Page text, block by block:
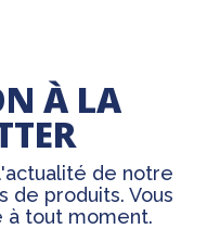
À LA
de notre
produits. Vous
à tout moment.